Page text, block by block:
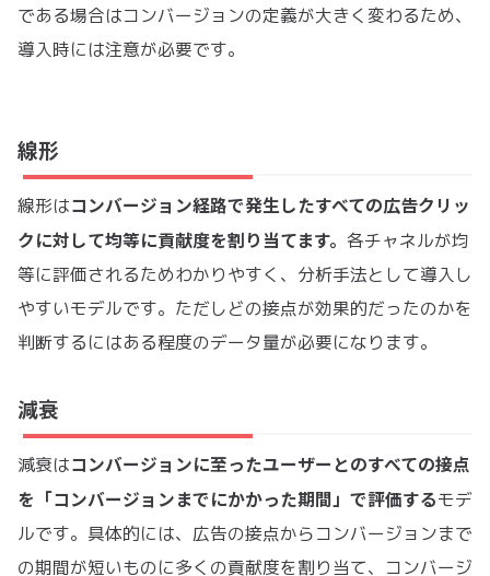
である場合はコンバージョンの定義が大きく変わるため、
導入時には注意が必要です。
線形
線形はコンバージョン経路で発生したすべての広告クリッ
クに対して均等に貢献度を割り当てます。 各チャネルが均
等に評価されるためわかりやすく、分析手法として導入し
やすいモデルです。ただしどの接点が効果的だったのかを
判断するにはある程度のデータ量が必要になります。
減衰
減衰はコンバージョンに至ったユーザーとのすべての接点
を「コンバージョンまでにかかった期間」で評価するモデ
ルです。具体的には、広告の接点からコンバージョンまで
の期間が短いものに多くの貢献度を割り当て、コンバージ